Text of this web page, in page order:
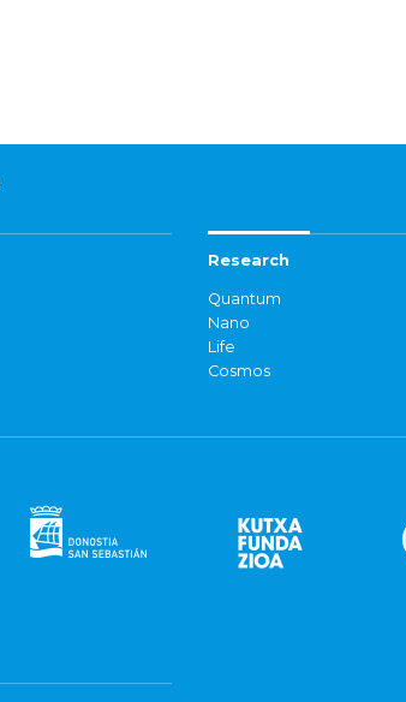
Research
Quantum
Nano
Life
Cosmos